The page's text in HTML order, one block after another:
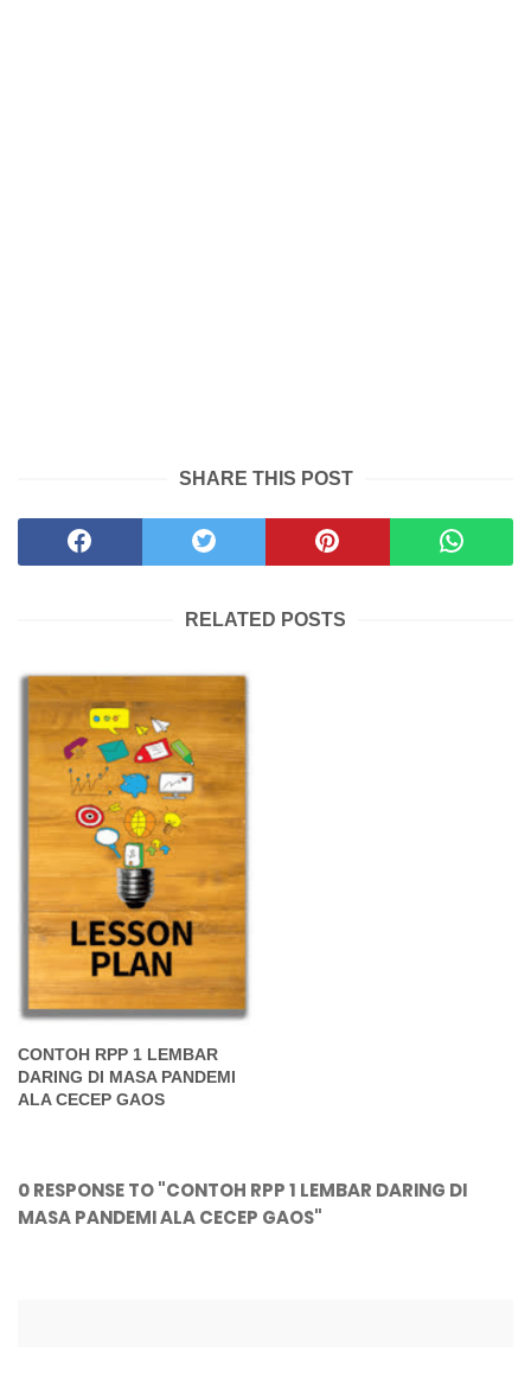
SHARE THIS POST
RELATED POSTS
CONTOH RPP 1 LEMBAR
DARING DI MASA PANDEMI
ALA CECEP GAOS
0 RESPONSE TO "CONTOH RPP 1 LEMBAR DARING DI
MASA PANDEMI ALA CECEP GAOS"